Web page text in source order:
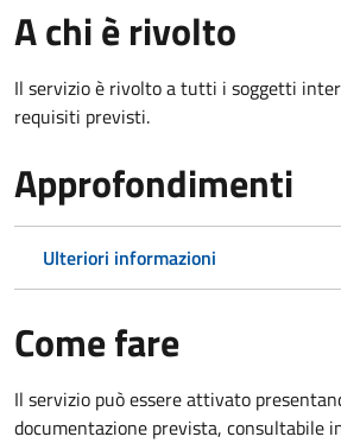
A chi è rivolto
Il servizio è rivolto a tutti i soggetti
requisiti previsti.
Approfondimenti
Ulteriori informazioni
Come fare
Il servizio può essere attivato
documentazione prevista, consultabile